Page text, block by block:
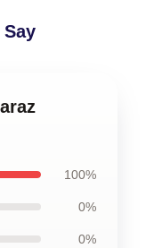
100%
0%
0%